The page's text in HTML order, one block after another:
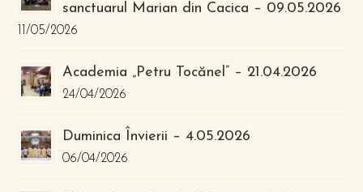
sanctuarul Marian din Cacica – 09.05.2026
11/05/2026
Academia „Petru Tocănel” – 21.04.2026
24/04/2026
Duminica Învierii – 4.05.2026
06/04/2026